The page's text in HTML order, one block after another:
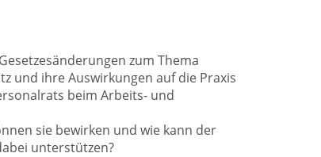
zum Thema
und ihre Auswirkungen auf die Praxis
beim Arbeits- und
sie bewirken und wie kann der
unterstützen?